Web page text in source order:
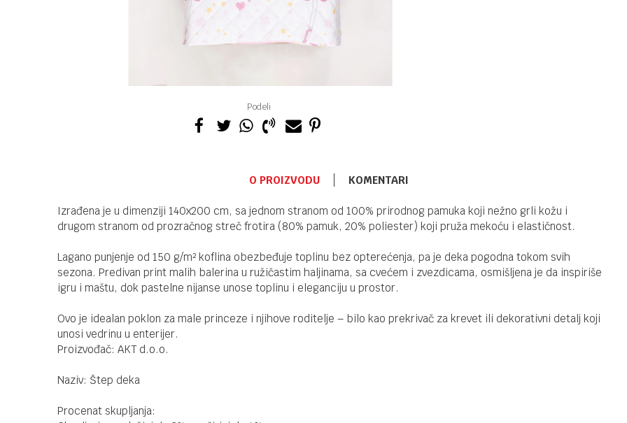
Podeli
O PROIZVODU KOMENTARI
Izrađena je u dimenziji 140x200 cm, sa jednom stranom od 100% prirodnog pamuka koji nežno grli kožu i
drugom stranom od prozračnog streč frotira (80% pamuk, 20% poliester) koji pruža mekoću i elastičnost.
Lagano punjenje od 150 g/m² koflina obezbeđuje toplinu bez opterećenja, pa je deka pogodna tokom svih
sezona. Predivan print malih balerina u ružičastim haljinama, sa cvećem i zvezdicama, osmišljena je da inspiriše
igru i maštu, dok pastelne nijanse unose toplinu i eleganciju u prostor.
Ovo je idealan poklon za male princeze i njihove roditelje – bilo kao prekrivač za krevet ili dekorativni detalj koji
unosi vedrinu u enterijer.
Proizvođač: AKT d.o.o.
Naziv: Štep deka
Procenat skupljanja:
ĆEBAD I PREKRIVACI
Ćebe 3D
1.490,00
Koala